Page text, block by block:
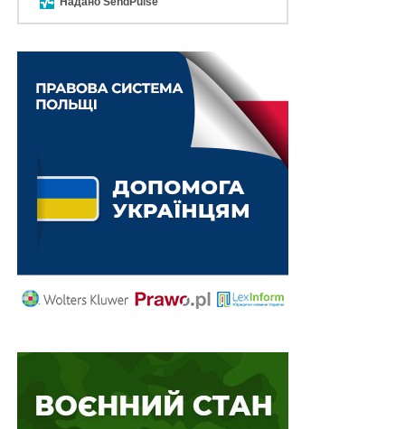
Повний текст рішення.
У разі зміни закону про кримінальну
відповідальність в період самовільного
У разі проведення розгляду без адвоката суд
має максимально компенсувати його
Не підлягає поверненню під митний контроль
примусово відчужене майно для його